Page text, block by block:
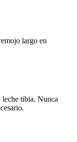
largo en
tibia. Nunca